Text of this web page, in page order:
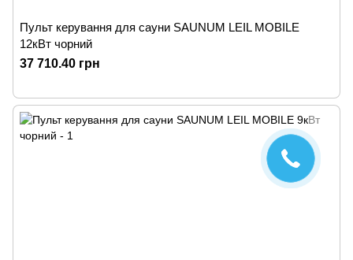
Пульт керування для сауни SAUNUM LEIL MOBILE
12кВт чорний
37 710.40 грн